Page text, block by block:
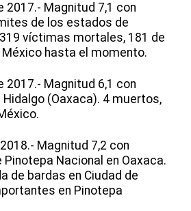
2017.- Magnitud 7,1 con
de los estados de
víctimas mortales, 181 de
México hasta el momento.
2017.- Magnitud 6,1 con
Hidalgo (Oaxaca). 4 muertos,
Magnitud 7,2 con
Nacional en Oaxaca.
de bardas en Ciudad de
en Pinotepa